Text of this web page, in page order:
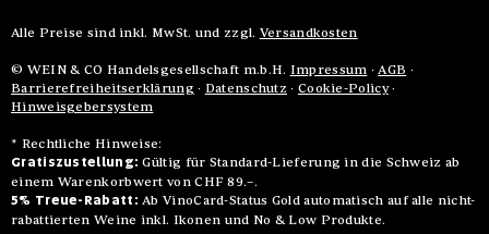
Alle Preise sind inkl. MwSt. und zzgl. Versandkosten
© WEIN & CO Handelsgesellschaft m.b.H. Impressum · AGB ·
Barrierefreiheitserklärung · Datenschutz · Cookie-Policy·
Hinweisgebersystem
* Rechtliche Hinweise:
Gratiszustellung: Gültig für Standard-Lieferung in die Schweiz ab
einem Warenkorbwert von CHF 89.–.
5% Treue-Rabatt: Ab VinoCard-Status Gold automatisch auf alle nicht-
rabattierten Weine inkl. Ikonen und No & Low Produkte.